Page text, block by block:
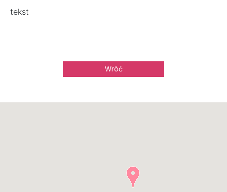
tekst
Wróć